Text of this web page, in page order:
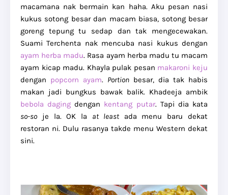
macamana nak bermain kan haha. Aku pesan nasi
kukus sotong besar dan macam biasa, sotong besar
goreng tepung tu sedap dan tak mengecewakan.
Suami Terchenta nak mencuba nasi kukus dengan
ayam herba madu. Rasa ayam herba madu tu macam
ayam kicap madu. Khayla pulak pesan makaroni keju
dengan popcorn ayam. Portion besar, dia tak habis
makan jadi bungkus bawak balik. Khadeeja ambik
bebola daging dengan kentang putar. Tapi dia kata
so-so je la. OK la at leastada menu baru dekat
restoran ni. Dulu rasanya takde menu Western dekat
sini.